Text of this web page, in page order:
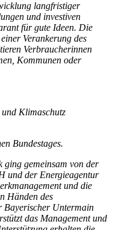
langfristiger
und investiven
für gute Ideen. Die
Verankerung des
Verbraucherinnen
Kommunen oder
Klimaschutz
Bundestages.
ging gemeinsam von der
und der Energieagentur
und die
Händen des
Bayerischer Untermain
das Management und